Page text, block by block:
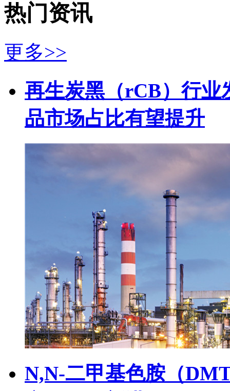
热门资讯
更多>>
再生炭黑（rCB）行业
品市场占比有望提升
N,N-二甲基色胺（